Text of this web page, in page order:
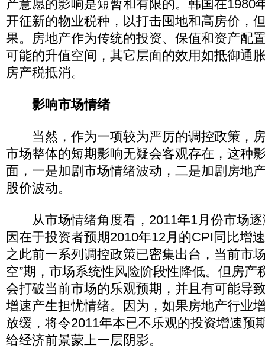
产意愿的影响是短暂和有限的。韩国在1980
开征新的物业税种，以打击囤地和高房价，
果。房地产作为传统的投资、保值和资产配
可能的升值空间，其它层面的效用如抵御通
房产税抵消。
影响市场情绪
当然，作为一项较为严厉的调控政策，
市场整体的短期影响无疑会客观存在，这种
面，一是加剧市场情绪波动，二是加剧房地
股价波动。
从市场情绪角度看，2011年1月份市场逐
因在于投资者预期2010年12月的CPI同比增
之此前一系列调控政策已密集出台，当前市
空”期，市场系统性风险阶段性降低。但房产
会打破当前市场的乐观预期，并且有可能导
增速产生担忧情绪。因为，如果房地产行业
放缓，将令2011年本已不乐观的投资增速预
给经济前景蒙上一层阴影。